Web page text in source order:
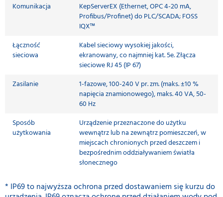
Komunikacja
KepServerEX (Ethernet, OPC 4-20 mA,
Profibus/Profinet) do PLC/SCADA; FOSS
IQX™
Łączność
sieciowa
Kabel sieciowy wysokiej jakości,
ekranowany, co najmniej kat. 5e. Złącza
sieciowe RJ 45 (IP 67)
Zasilanie
1-fazowe, 100-240 V pr. zm. (maks. ±10 %
napięcia znamionowego), maks. 40 VA, 50-
60 Hz
Sposób
użytkowania
Urządzenie przeznaczone do użytku
wewnątrz lub na zewnątrz pomieszczeń, w
miejscach chronionych przed deszczem i
bezpośrednim oddziaływaniem światła
słonecznego
* IP69 to najwyższa ochrona przed dostawaniem się kurzu do